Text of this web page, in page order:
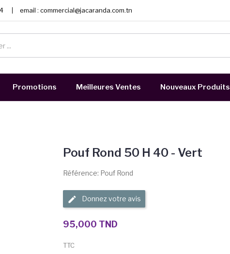
email : commercial@jacaranda.com.tn
Promotions Meilleures Ventes Nouveaux Produits
Pouf Rond 50 H 40 - Vert
Référence: Pouf Rond
Donnez votre avis
95,000 TND
TTC